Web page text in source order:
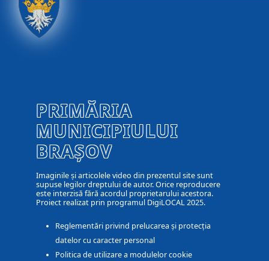
PRIMĂRIA
MUNICIPIULUI
BRAȘOV
Imaginile și articolele video din prezentul site sunt
supuse legilor dreptului de autor. Orice reproducere
este interzisă fără acordul proprietarului acestora.
Proiect realizat prin programul DigiLOCAL 2025.
Reglementări privind prelucarea și protecția
datelor cu caracter personal
Politica de utilizare a modulelor cookie